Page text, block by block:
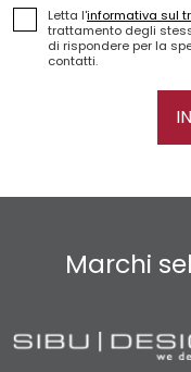
Letta l'informativa sul
trattamento degli
di rispondere per la
contatti.
Marchi